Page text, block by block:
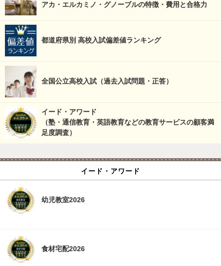
アカ・エルカミノ・グノーブルの特徴・費用と合格力
都道府県別 高校入試偏差値ランキング
全国公立高校入試（過去入試問題・正答）
イード・アワード
（塾・通信教育・英語教育などの教育サービスの顧客満
足度調査）
イード・アワード
幼児教室2026
食材宅配2026